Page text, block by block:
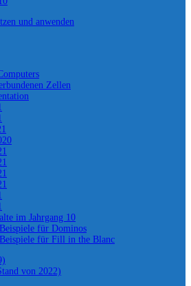
und anwenden
Zellen
im Jahrgang 10
für Dominos
für Fill in the Blanc
von 2022)